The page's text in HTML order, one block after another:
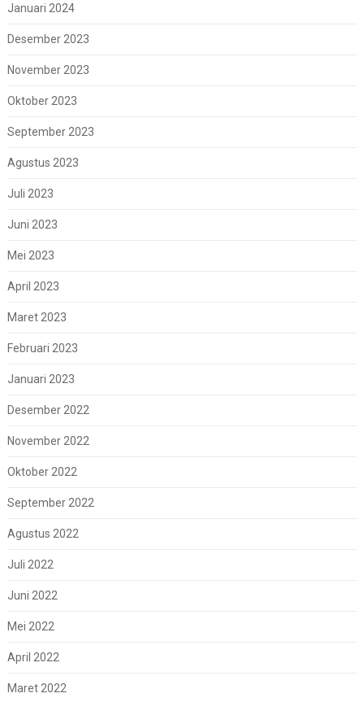
Januari 2024
Desember 2023
November 2023
Oktober 2023
September 2023
Agustus 2023
Juli 2023
Juni 2023
Mei 2023
April 2023
Maret 2023
Februari 2023
Januari 2023
Desember 2022
November 2022
Oktober 2022
September 2022
Agustus 2022
Juli 2022
Juni 2022
Mei 2022
April 2022
Maret 2022